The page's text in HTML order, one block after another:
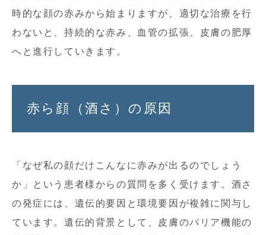
時的な顔の赤みから始まりますが、適切な治療を行
わないと、持続的な赤み、血管の拡張、皮膚の肥厚
へと進行していきます。
赤ら顔（酒さ）の原因
「なぜ私の顔だけこんなに赤みが出るのでしょう
か」という患者様からの質問を多く受けます。酒さ
の発症には、遺伝的要因と環境要因が複雑に関与し
ています。遺伝的背景として、皮膚のバリア機能の